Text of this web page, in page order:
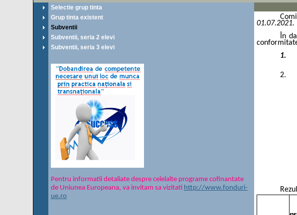
Selectie grup tinta
Grup tinta existent
Subventii
Subventii, seria 2 elevi
Subventii, seria 3 elevi
Pentru informatii detaliate despre celelalte programe cofinantate
de Uniunea Europeana, va invitam sa vizitati http://www.fonduri-
ue.ro
01.07.2021.
În
1.
2.